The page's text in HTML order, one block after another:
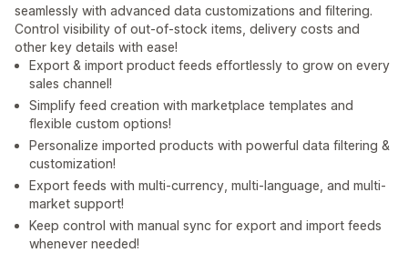
seamlessly with advanced data customizations and filtering.
Control visibility of out-of-stock items, delivery costs and
other key details with ease!
Export & import product feeds effortlessly to grow on every
sales channel!
Simplify feed creation with marketplace templates and
flexible custom options!
Personalize imported products with powerful data filtering &
customization!
Export feeds with multi-currency, multi-language, and multi-
market support!
Keep control with manual sync for export and import feeds
whenever needed!